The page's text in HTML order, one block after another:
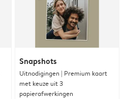
Snapshots
Uitnodigingen | Premium kaart
met keuze uit 3
papierafwerkingen